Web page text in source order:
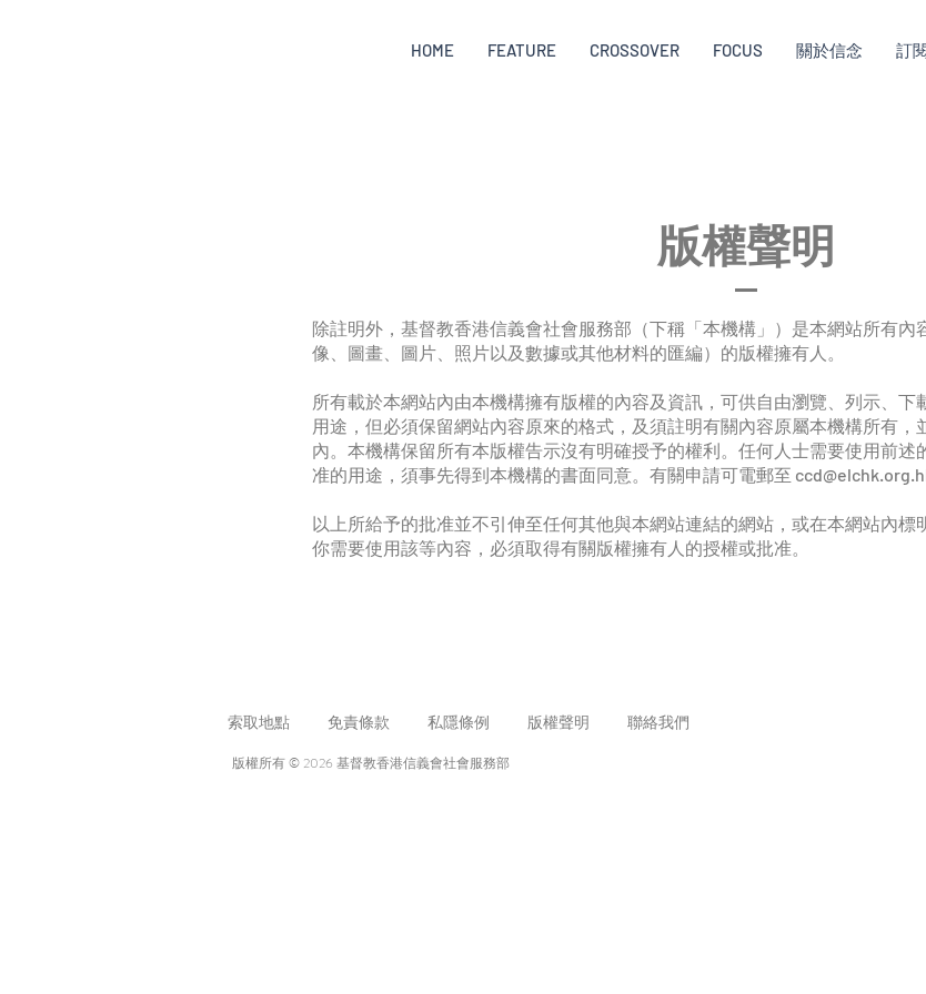
HOME FEATURE CROSSOVER FOCUS 關於信念 訂
版權聲明
除註明外，基督教香港信義會社會服務部（下稱「本機構」）是本網站所有內
像、圖畫、圖片、照片以及數據或其他材料的匯編）的版權擁有人。
所有載於本網站內由本機構擁有版權的內容及資訊，可供自由瀏覽、列示、下
用途，但必須保留網站內容原來的格式，及須註明有關內容原屬本機構所有，
內。本機構保留所有本版權告示沒有明確授予的權利。任何人士需要使用前述
准的用途，須事先得到本機構的書面同意。有關申請可電郵至
以上所給予的批准並不引伸至任何其他與本網站連結的網站，或在本網站內標
你需要使用該等內容，必須取得有關版權擁有人的授權或批准。
索取地點 免責條款 私隱條例 版權聲明 聯絡我們
版權所有 © 2026 基督教香港信義會社會服務部